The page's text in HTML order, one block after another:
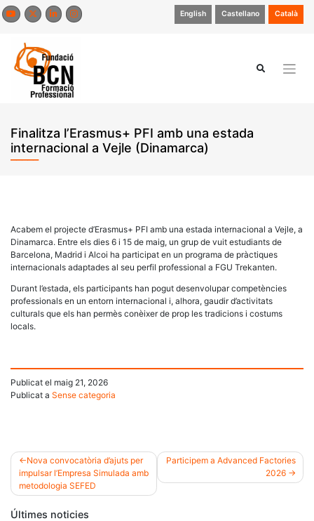
Skip
to
English Castellano Català
Finalitza l’Erasmus+ PFI amb una estada
internacional a Vejle (Dinamarca)
Acabem el projecte d’Erasmus+ PFI amb una estada internacional a Vejle, a
Dinamarca. Entre els dies 6 i 15 de maig, un grup de vuit estudiants de
Barcelona, Madrid i Alcoi ha participat en un programa de pràctiques
internacionals adaptades al seu perfil professional a FGU Trekanten.
Durant l’estada, els participants han pogut desenvolupar competències
professionals en un entorn internacional i, alhora, gaudir d’activitats
culturals que els han permès conèixer de prop les tradicions i costums
locals.
Publicat el maig 21, 2026
Publicat a Sense categoria
Navegació
d'entrades
Nova convocatòria d’ajuts per
impulsar l’Empresa Simulada amb
metodologia SEFED
Participem a Advanced Factories
2026
Últimes noticies